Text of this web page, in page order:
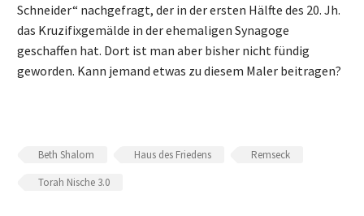
Schneider“ nachgefragt, der in der ersten Hälfte des 20. Jh.
das Kruzifixgemälde in der ehemaligen Synagoge
geschaffen hat. Dort ist man aber bisher nicht fündig
geworden. Kann jemand etwas zu diesem Maler beitragen?
Beth Shalom Haus des Friedens
Remseck
Torah Nische 3.0